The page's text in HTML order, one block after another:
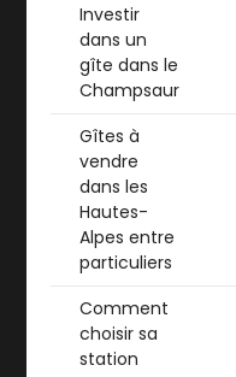
Investir
dans un
gîte dans le
Champsaur
Gîtes à
vendre
dans les
Hautes-
Alpes entre
particuliers
Comment
choisir sa
station